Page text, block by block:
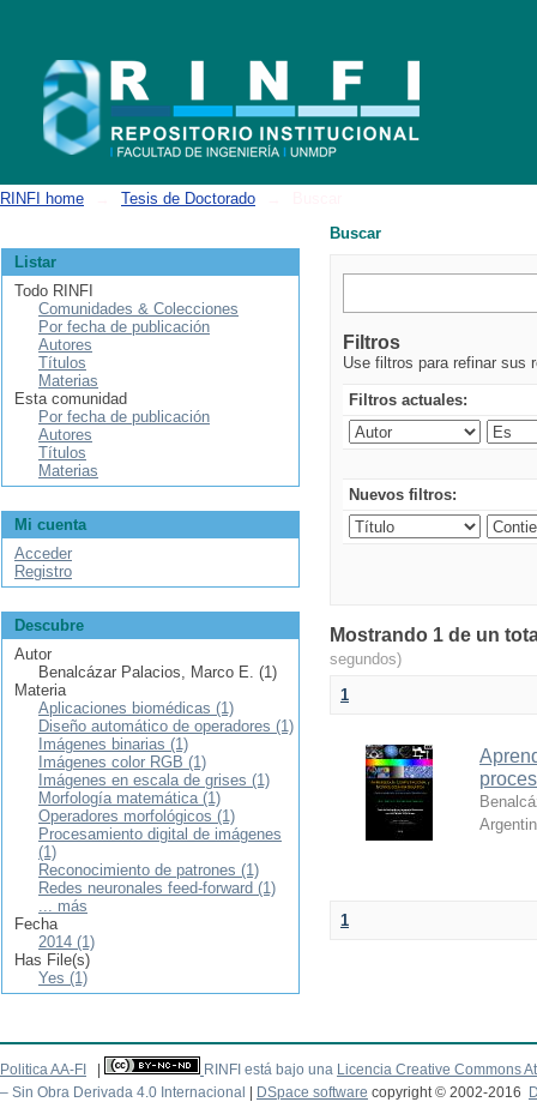
RINFI home Tesis de Doctorado
Buscar
Filtros
Use filtros para refinar sus
Filtros actuales:
Nuevos filtros:
Mostrando 1 de un
segundos)
1
1
Listar
Todo RINFI
Comunidades & Colecciones
Por fecha de publicación
Autores
Títulos
Materias
Esta comunidad
Por fecha de publicación
Autores
Títulos
Materias
Mi cuenta
Acceder
Registro
Descubre
Autor
Benalcázar Palacios, Marco E. (1)
Materia
Aplicaciones biomédicas (1)
Diseño automático de operadores (1)
Imágenes binarias (1)
Imágenes color RGB (1)
Imágenes en escala de grises (1)
Morfología matemática (1)
Operadores morfológicos (1)
Procesamiento digital de imágenes
(1)
Reconocimiento de patrones (1)
Redes neuronales feed-forward (1)
... más
Fecha
2014 (1)
Has File(s)
Yes (1)
Politica AA-FI RINFI está bajo una Licencia Creative Commons
– Sin Obra Derivada 4.0 Internacional
DSpace software copyright © 2002-2016